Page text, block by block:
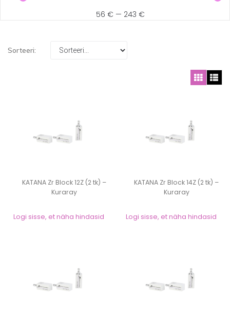
56 € — 243 €
Sorteeri:
KATANA Zr Block 12Z (2 tk) –
Kuraray
Logi sisse, et näha hindasid
KATANA Zr Block 14Z (2 tk) –
Kuraray
Logi sisse, et näha hindasid